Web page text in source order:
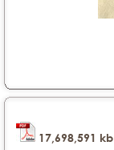
17,698,591 kb